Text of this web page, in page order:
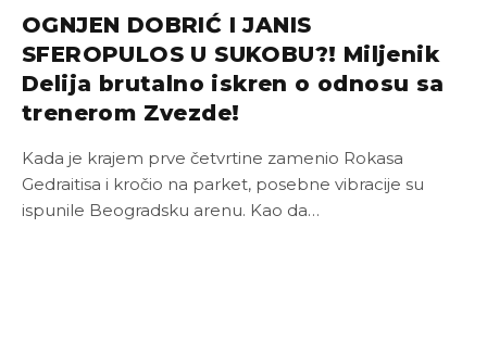
OGNJEN DOBRIĆ I JANIS
SFEROPULOS U SUKOBU?! Miljenik
Delija brutalno iskren o odnosu sa
trenerom Zvezde!
Kada je krajem prve četvrtine zamenio Rokasa
Gedraitisa i kročio na parket, posebne vibracije su
ispunile Beogradsku arenu. Kao da…